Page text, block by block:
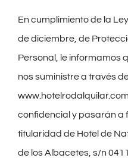
En cumplimiento de la
de diciembre, de
Personal, le informamos
nos suministre a través
confidencial y pasarán a
titularidad de Hotel de
de los Albacetes, s/n